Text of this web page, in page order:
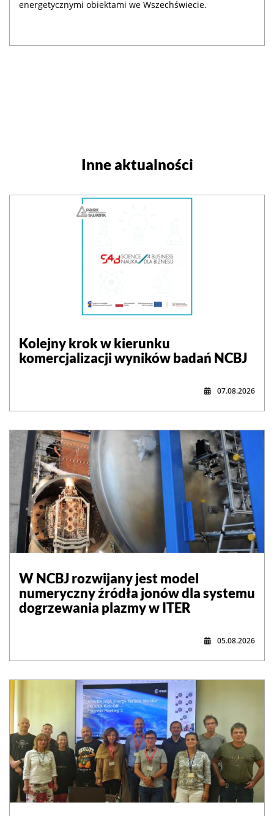
energetycznymi obiektami we Wszechświecie.
Inne aktualności
Kolejny krok w kierunku
komercjalizacji wyników badań NCBJ
07.08.2026
W NCBJ rozwijany jest model
numeryczny źródła jonów dla systemu
dogrzewania plazmy w ITER
05.08.2026